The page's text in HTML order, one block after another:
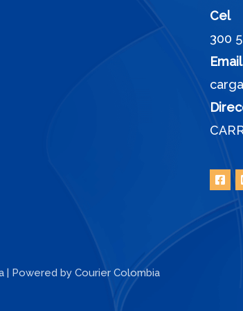
Cel
300
Email
| Powered by Courier Colombia